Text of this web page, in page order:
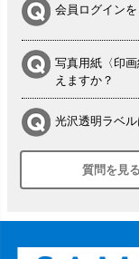
会員ログイン
写真用紙〈印
えますか？
光沢透明ラベ
シルバーペー
は？
ーSC-P8050に
質問を見る